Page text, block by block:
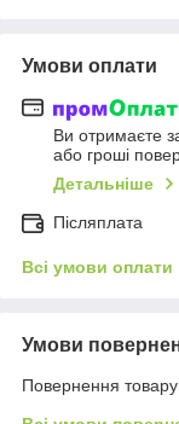
Умови оплати
Ви отримаєте
або гроші
Детальніше
Післяплата
Всі умови оплати
Умови
Повернення